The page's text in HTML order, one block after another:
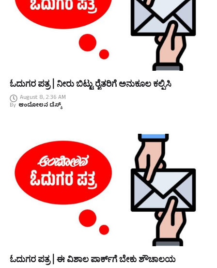
ಓದುಗರ ಪತ್ರ | ನೀರು ಬಿಟ್ಟು ರೈತರಿಗೆ ಅನುಕೂಲ ಕಲ್ಪಿಸಿ
August 8, 2:36 AM
By ಆಂದೋಲನ ಡೆಸ್ಕ್
ಓದುಗರ ಪತ್ರ | ಈ ವಿಶಾಲ ಪಾರ್ಕ್‌ಗೆ ಬೇಕು ಶೌಚಾಲಯ